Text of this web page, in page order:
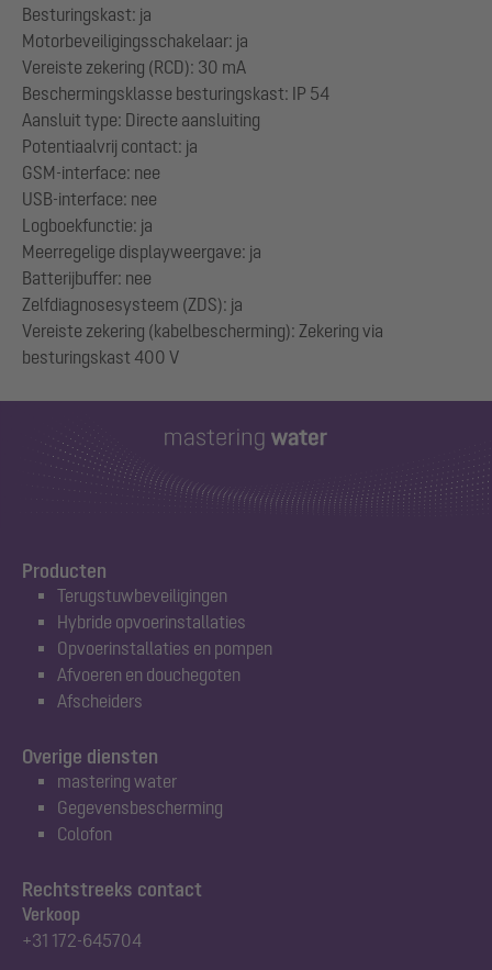
Besturingskast: ja
Motorbeveiligingsschakelaar: ja
Vereiste zekering (RCD): 30 mA
Beschermingsklasse besturingskast: IP 54
Aansluit type: Directe aansluiting
Potentiaalvrij contact: ja
GSM-interface: nee
USB-interface: nee
Logboekfunctie: ja
Meerregelige displayweergave: ja
Batterijbuffer: nee
Zelfdiagnosesysteem (ZDS): ja
Vereiste zekering (kabelbescherming): Zekering via
Producten
Terugstuwbeveiligingen
Hybride opvoerinstallaties
Opvoerinstallaties en pompen
Afvoeren en douchegoten
Afscheiders
Rechtstreeks contact
Verkoop
+31 172-645704
Overige diensten
mastering water
Gegevensbescherming
Colofon